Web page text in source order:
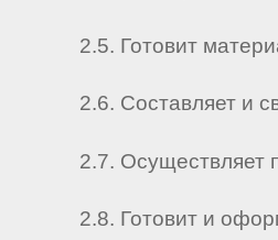
2.5. Готовит
2.6. Составляет и
2.7. Осуществляет
2.8. Готовит и